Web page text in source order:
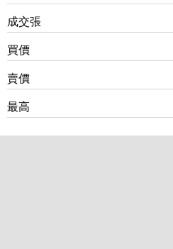
成交張
買價
賣價
最高